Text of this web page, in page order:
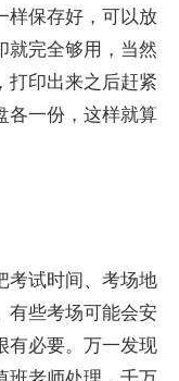
样保存好，可以放
就完全够用，当然
打印出来之后赶紧
各一份，这样就算
考试时间、考场地
有些考场可能会安
有必要。万一发现